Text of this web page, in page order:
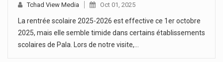
Tchad View Media Oct 01, 2025
La rentrée scolaire 2025-2026 est effective ce 1er octobre
2025, mais elle semble timide dans certains établissements
scolaires de Pala. Lors de notre visite,…